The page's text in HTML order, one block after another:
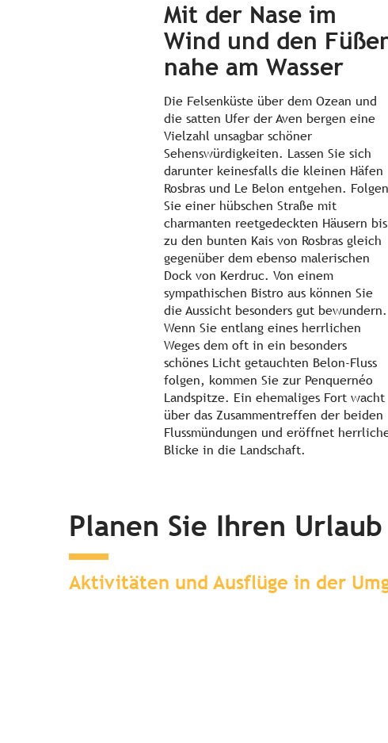
Mit der Nase im
Wind und den
nahe am Wasser
Die Felsenküste über dem Ozean und
die satten Ufer der Aven bergen eine
Vielzahl unsagbar schöner
Sehenswürdigkeiten. Lassen Sie sich
darunter keinesfalls die kleinen Häfen
Rosbras und Le Belon entgehen. Folgen
Sie einer hübschen Straße mit
charmanten reetgedeckten Häusern bis
zu den bunten Kais von Rosbras gleich
gegenüber dem ebenso malerischen
Dock von Kerdruc. Von einem
sympathischen Bistro aus können Sie
die Aussicht besonders gut bewundern.
Wenn Sie entlang eines herrlichen
Weges dem oft in ein besonders
schönes Licht getauchten Belon-Fluss
folgen, kommen Sie zur Penquernéo
Landspitze. Ein ehemaliges Fort wacht
über das Zusammentreffen der beiden
Flussmündungen und eröffnet
Blicke in die Landschaft.
Planen Sie Ihren Urlaub
Aktivitäten und Ausflüge in der